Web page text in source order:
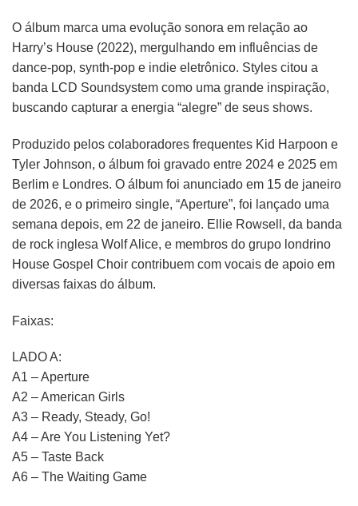
O álbum marca uma evolução sonora em relação ao
Harry’s House (2022), mergulhando em influências de
dance-pop, synth-pop e indie eletrônico. Styles citou a
banda LCD Soundsystem como uma grande inspiração,
buscando capturar a energia “alegre” de seus shows.
Produzido pelos colaboradores frequentes Kid Harpoon e
Tyler Johnson, o álbum foi gravado entre 2024 e 2025 em
Berlim e Londres. O álbum foi anunciado em 15 de janeiro
de 2026, e o primeiro single, “Aperture”, foi lançado uma
semana depois, em 22 de janeiro. Ellie Rowsell, da banda
de rock inglesa Wolf Alice, e membros do grupo londrino
House Gospel Choir contribuem com vocais de apoio em
diversas faixas do álbum.
Faixas:
LADO A:
A1 – Aperture
A2 – American Girls
A3 – Ready, Steady, Go!
A4 – Are You Listening Yet?
A5 – Taste Back
A6 – The Waiting Game